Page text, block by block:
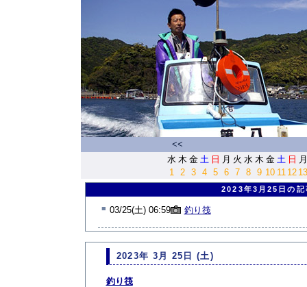
<<
水 木 金 土 日 月 火 水 木 金 土 日 月
1
2 3 4 5 6 7 8 9 10 11 12 13
2023年3月25日の記
■ 03/25(土) 06:59 釣り筏
2023年 3月 25日 (土)
釣り筏